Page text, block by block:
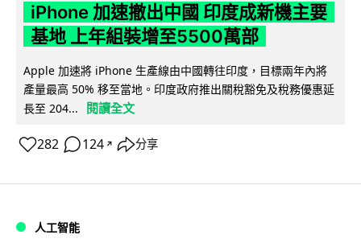
iPhone 加速撤出中國 印度成新機主要
基地 上年組裝增至5500萬部
Apple 加速將 iPhone 生產線由中國轉往印度，目標兩年內將
產量最高 50% 移至當地。印度政府推出關稅豁免及稅務優惠延
長至 204...
閱讀全文
282 124 ↗ 分享
人工智能